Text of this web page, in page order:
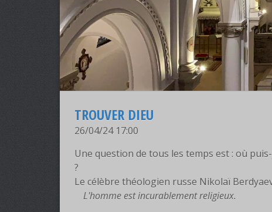
TROUVER DIEU
26/04/24 17:00
Une question de tous les temps est : où
?
Le célèbre théologien russe Nikolaï
L'homme est incurablement religieux.